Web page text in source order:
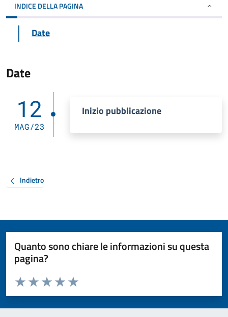
INDICE DELLA PAGINA
Date
Date
12
MAG/23
Inizio pubblicazione
Indietro
Quanto sono chiare le informazioni su questa
pagina?
Valuta da 1 a 5 stelle la pagina
Valuta 5 stelle su 5
Valuta 4 stelle su 5
Valuta 3 stelle su 5
Valuta 2 stelle su 5
Valuta 1 stelle su 5